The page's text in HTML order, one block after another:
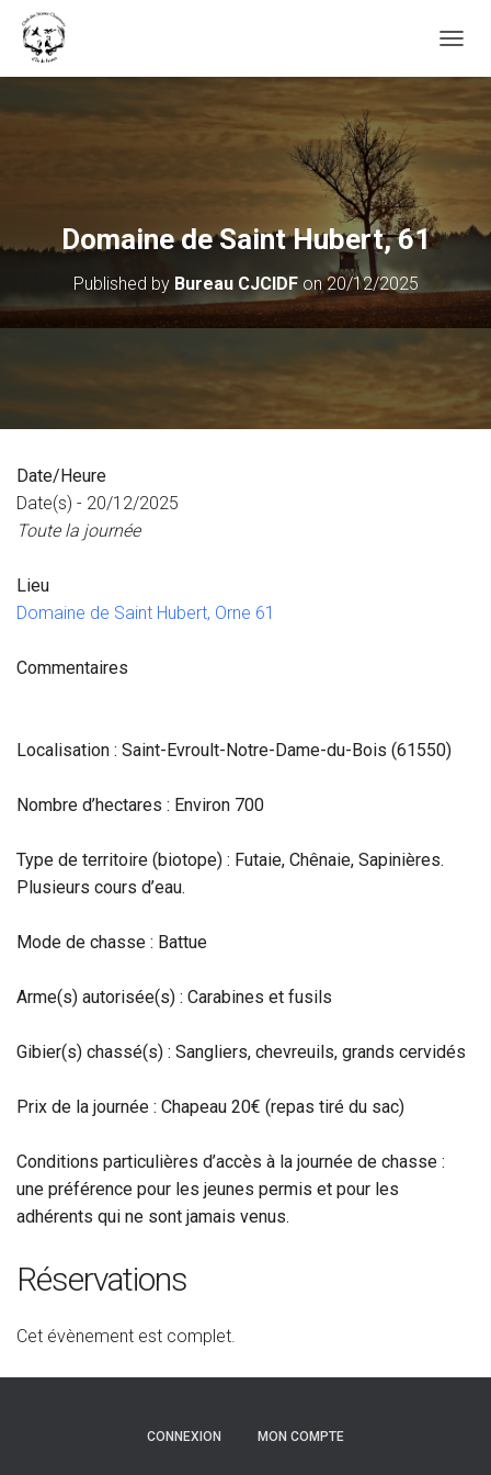
Domaine de Saint Hubert, 61
Published by Bureau CJCIDFon20/12/2025
Date/Heure
Date(s) - 20/12/2025
Toute la journée
Lieu
Domaine de Saint Hubert, Orne 61
Commentaires
Localisation : Saint-Evroult-Notre-Dame-du-Bois (61550)
Nombre d’hectares : Environ 700
Type de territoire (biotope) : Futaie, Chênaie, Sapinières.
Plusieurs cours d’eau.
Mode de chasse : Battue
Arme(s) autorisée(s) : Carabines et fusils
Gibier(s) chassé(s) : Sangliers, chevreuils, grands cervidés
Prix de la journée : Chapeau 20€ (repas tiré du sac)
Conditions particulières d’accès à la journée de chasse :
une préférence pour les jeunes permis et pour les
adhérents qui ne sont jamais venus.
Réservations
Cet évènement est complet.
CONNEXION MON COMPTE